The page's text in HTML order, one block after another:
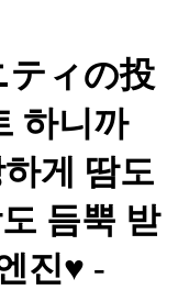
ティの投
하니까
게 땀도
듬뿍 받
진♥️ -